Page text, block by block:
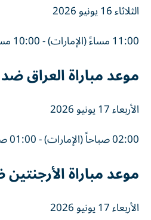
الثلاثاء 16 يونيو 2026
11:00 مساءً (الإمارات) - 10:00 مساءً (مصر والسعودية)
موعد مباراة العراق
الأربعاء 17 يونيو 2026
02:00 صباحاً (الإمارات) - 01:00 صباحاً (مصر والسعودية)
موعد مباراة
الأربعاء 17 يونيو 2026